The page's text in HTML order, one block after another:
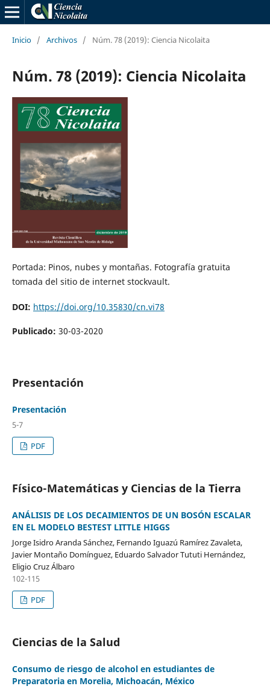
Inicio / Archivos / Núm. 78 (2019): Ciencia Nicolaita
Núm. 78 (2019): Ciencia Nicolaita
Portada: Pinos, nubes y montañas. Fotografí­a gratuita
tomada del sitio de internet stockvault.
DOI: https://doi.org/10.35830/cn.vi78
Publicado: 30-03-2020
Presentación
Presentación
5-7
PDF
Físico-Matemáticas y Ciencias de la Tierra
ANÁLISIS DE LOS DECAIMIENTOS DE UN BOSÓN ESCALAR
EN EL MODELO BESTEST LITTLE HIGGS
Jorge Isidro Aranda Sánchez, Fernando Iguazú Ramírez Zavaleta,
Javier Montaño Domí­nguez, Eduardo Salvador Tututi Hernández,
Eligio Cruz Álbaro
102-115
PDF
Ciencias de la Salud
Consumo de riesgo de alcohol en estudiantes de
Preparatoria en Morelia, Michoacán, México